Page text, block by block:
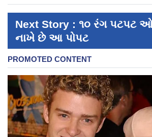
Next Story : ૧૦ રંગ પટપટ
નાખે છે આ પોપટ